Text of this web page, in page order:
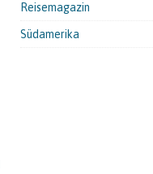
Reisemagazin
Südamerika